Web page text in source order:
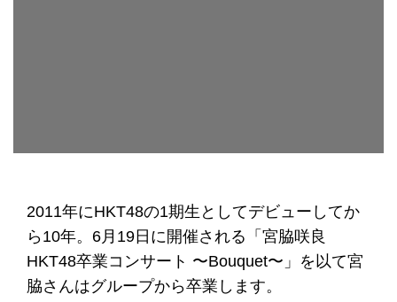
2011年にHKT48の1期生としてデビューしてか
ら10年。6月19日に開催される「宮脇咲良
HKT48卒業コンサート 〜Bouquet〜」を以て宮
脇さんはグループから卒業します。